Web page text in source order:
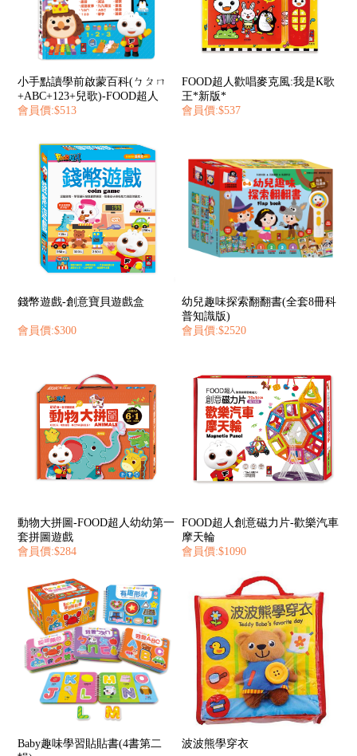
小手點讀學前啟蒙百科(ㄅㄆㄇ
+ABC+123+兒歌)-FOOD超人
會員價:$513
FOOD超人歡唱麥克風:我是K歌
王*新版*
會員價:$537
錢幣遊戲-創意寶貝遊戲盒
會員價:$300
幼兒趣味探索翻翻書(全套8冊科
普知識版)
會員價:$2520
動物大拼圖-FOOD超人幼幼第一
套拼圖遊戲
會員價:$284
FOOD超人創意磁力片-歡樂汽車
摩天輪
會員價:$1090
Baby趣味學習貼貼書(4書第二
波波熊學穿衣